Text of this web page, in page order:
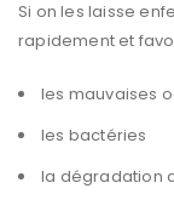
Si on les laisse
rapidement et
les mauvaises
les bactéries
la dégradation